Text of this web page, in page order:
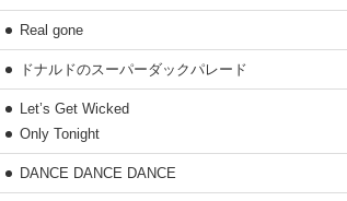
Real gone
ドナルドのスーパーダックパレード
Let’s Get Wicked
Only Tonight
DANCE DANCE DANCE